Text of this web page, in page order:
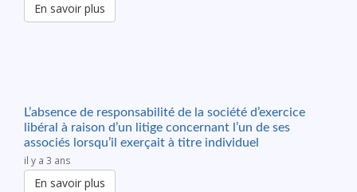
En savoir plus
L’absence de responsabilité de la société d’exercice
libéral à raison d’un litige concernant l’un de ses
associés lorsqu’il exerçait à titre individuel
il y a 3 ans
En savoir plus